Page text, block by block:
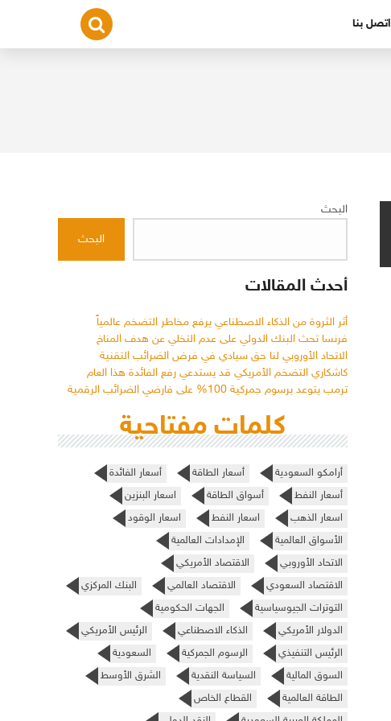
اتصل بنا
البحث
البحث
أحدث المقالات
أثر الثروة من الذكاء الاصطناعي يرفع مخاطر التضخم عالمياً
فرنسا تحث البنك الدولي على عدم التخلي عن هدف المناخ
الاتحاد الأوروبي لنا حق سيادي في فرض الضرائب التقنية
كاشكاري التضخم الأمريكي قد يستدعي رفع الفائدة هذا العام
ترمب يتوعد برسوم جمركية 100% على فارضي الضرائب الرقمية
كلمات مفتاحية
أرامكو السعودية أسعار الطاقة
أسعار الفائدة
أسعار النفط
أسواق الطاقة
اسعار البنزين
اسعار الذهب
اسعار النفط
اسعار الوقود
الأسواق العالمية
الإمدادات العالمية
الاتحاد الأوروبي
الاقتصاد الأمريكي
الاقتصاد السعودي
الاقتصاد العالمي
البنك المركزي
التوترات الجيوسياسية
الجهات الحكومية
الدولار الأمريكي
الذكاء الاصطناعي
الرئيس الأمريكي
الرئيس التنفيذي
الرسوم الجمركية
السعودية
السوق المالية
السياسة النقدية
الشرق الأوسط
الطاقة العالمية
القطاع الخاص